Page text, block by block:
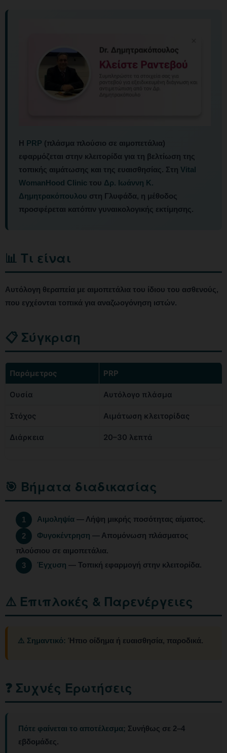
Η PRP (πλάσμα πλούσιο σε αιμοπετάλια)
εφαρμόζεται στην κλειτορίδα για τη βελτίωση της
τοπικής αιμάτωσης και της ευαισθησίας. Στη Vital
WomanHood Clinic του Δρ. Ιωάννη Κ.
Δημητρακόπουλου στη Γλυφάδα, η μέθοδος
προσφέρεται κατόπιν γυναικολογικής εκτίμησης.
📊 Τι είναι
Αυτόλογη θεραπεία με αιμοπετάλια του ίδιου του ασθενούς,
που εγχέονται τοπικά για αναζωογόνηση ιστών.
📋 Σύγκριση
Παράμετρος PRP
Ουσία Αυτόλογο πλάσμα
Στόχος Αιμάτωση κλειτορίδας
Διάρκεια 20–30 λεπτά
🎯 Βήματα διαδικασίας
1 Αιμοληψία — Λήψη μικρής ποσότητας αίματος.
2
Φυγοκέντρηση — Απομόνωση πλάσματος
πλούσιου σε αιμοπετάλια.
3
Έγχυση — Τοπική εφαρμογή στην κλειτορίδα.
⚠️ Επιπλοκές & Παρενέργειες
⚠️ Σημαντικό: Ήπιο οίδημα ή ευαισθησία, παροδικά.
❓ Συχνές Ερωτήσεις
Πότε φαίνεται το αποτέλεσμα; Συνήθως σε 2–4
εβδομάδες.